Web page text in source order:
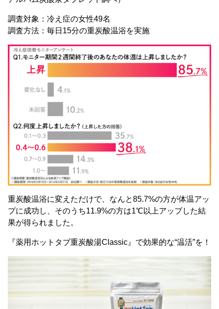
調査対象：冷え症の女性49名
調査方法：毎日15分の重炭酸温浴を実施
重炭酸温浴に変えただけで、なんと85.7%の方が体温アッ
プに成功し、そのうち11.9%の方は1℃以上アップした結
果が得られました。
『薬用ホットタブ重炭酸湯Classic』で効果的な“温活”を！